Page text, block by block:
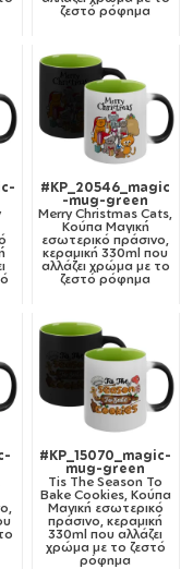
ζεστό ρόφημα
#KP_20546_magic
-mug-green
Merry Christmas Cats,
Κούπα Μαγική
εσωτερικό πράσινο,
κεραμική 330ml που
αλλάζει χρώμα με το
ζεστό ρόφημα
#KP_15070_magic-
mug-green
Tis The Season To
Bake Cookies, Κούπα
Μαγική εσωτερικό
πράσινο, κεραμική
330ml που αλλάζει
χρώμα με το ζεστό
ρόφημα